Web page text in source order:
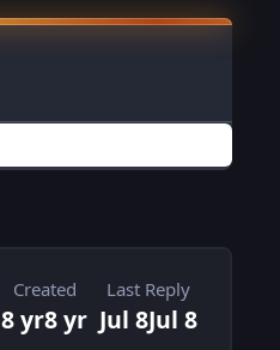
Created
8 yr8 yr
Last Reply
Jul 8Jul 8